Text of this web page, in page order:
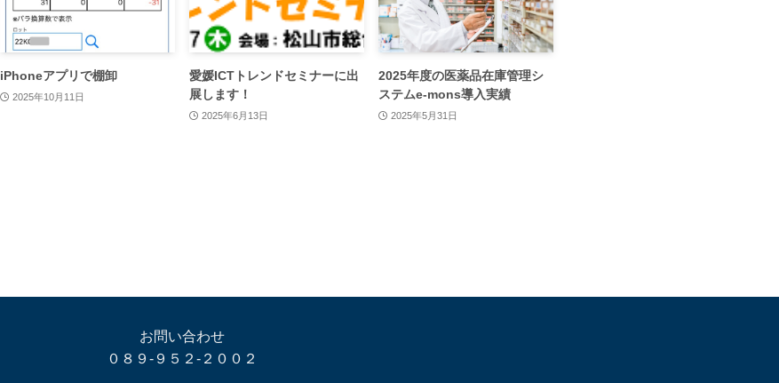
iPhoneアプリで棚卸
2025年10月11日
愛媛ICTトレンドセミナーに出
展します！
2025年6月13日
2025年度の医薬品在庫管理シ
ステムe-mons導入実績
2025年5月31日
お問い合わせ
０８９-９５２-２００２